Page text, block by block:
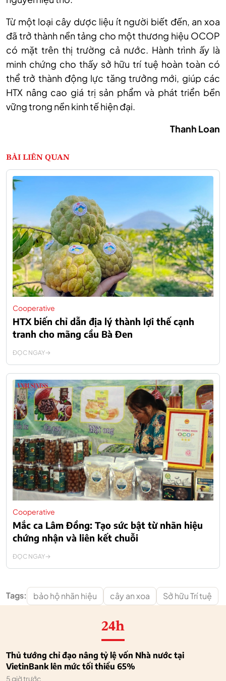
Từ một loại cây dược liệu ít người biết đến, an xoa
đã trở thành nền tảng cho một thương hiệu OCOP
có mặt trên thị trường cả nước. Hành trình ấy là
minh chứng cho thấy sở hữu trí tuệ hoàn toàn có
thể trở thành động lực tăng trưởng mới, giúp các
HTX nâng cao giá trị sản phẩm và phát triển bền
vững trong nền kinh tế hiện đại.
Thanh Loan
BÀI LIÊN QUAN
Cooperative
HTX biến chỉ dẫn địa lý thành lợi thế cạnh
tranh cho mãng cầu Bà Đen
ĐỌC NGAY
Cooperative
Mắc ca Lâm Đồng: Tạo sức bật từ nhãn hiệu
chứng nhận và liên kết chuỗi
ĐỌC NGAY
Tags: bảo hộ nhãn hiệu cây an xoa Sở hữu Trí tuệ
24h
Thủ tướng chỉ đạo nâng tỷ lệ vốn Nhà nước tại
VietinBank lên mức tối thiểu 65%
5 giờ trước